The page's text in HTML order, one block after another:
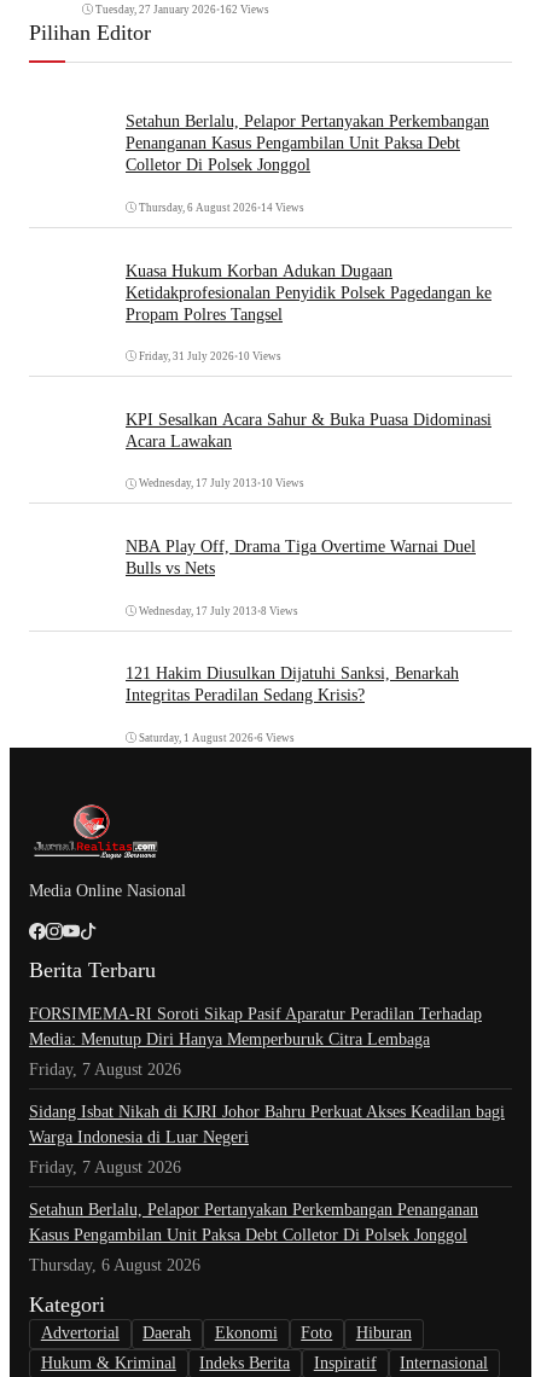
Tuesday, 27 January 2026•162 Views
Pilihan Editor
Setahun Berlalu, Pelapor Pertanyakan Perkembangan
Penanganan Kasus Pengambilan Unit Paksa Debt
Colletor Di Polsek Jonggol
Thursday, 6 August 2026•14 Views
Kuasa Hukum Korban Adukan Dugaan
Ketidakprofesionalan Penyidik Polsek Pagedangan ke
Propam Polres Tangsel
Friday, 31 July 2026•10 Views
KPI Sesalkan Acara Sahur & Buka Puasa Didominasi
Acara Lawakan
Wednesday, 17 July 2013 •10 Views
NBA Play Off, Drama Tiga Overtime Warnai Duel
Bulls vs Nets
Wednesday, 17 July 2013 •8 Views
121 Hakim Diusulkan Dijatuhi Sanksi, Benarkah
Integritas Peradilan Sedang Krisis?
Saturday, 1 August 2026•6 Views
Media Online Nasional
Berita Terbaru
​FORSIMEMA-RI Soroti Sikap Pasif Aparatur Peradilan Terhadap
Media: Menutup Diri Hanya Memperburuk Citra Lembaga
Friday, 7 August 2026
Sidang Isbat Nikah di KJRI Johor Bahru Perkuat Akses Keadilan bagi
Warga Indonesia di Luar Negeri
Friday, 7 August 2026
Setahun Berlalu, Pelapor Pertanyakan Perkembangan Penanganan
Kasus Pengambilan Unit Paksa Debt Colletor Di Polsek Jonggol
Thursday, 6 August 2026
Kategori
Advertorial Daerah Ekonomi Foto
Hiburan
Hukum & Kriminal
Indeks Berita Inspiratif Internasional